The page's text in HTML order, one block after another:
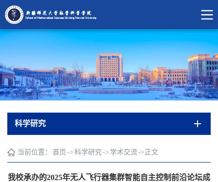
科学研究
当前位置： 首页 -> 科学研究 -> 学术交流-> 正文
我校承办的2025年无人飞行器集群智能自主控制前沿论坛成